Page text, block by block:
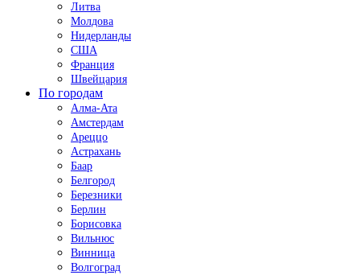
Литва
Молдова
Нидерланды
США
Франция
Швейцария
По городам
Алма-Ата
Амстердам
Ареццо
Астрахань
Баар
Белгород
Березники
Берлин
Борисовка
Вильнюс
Винница
Волгоград